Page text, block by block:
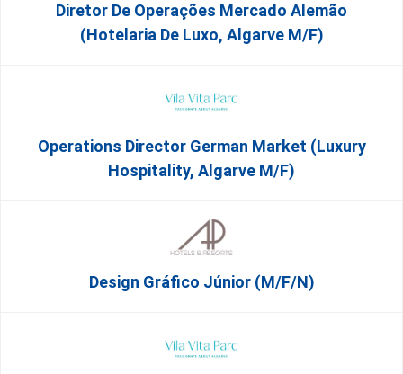
Diretor De Operações Mercado Alemão
(Hotelaria De Luxo, Algarve M/F)
Operations Director German Market (Luxury
Hospitality, Algarve M/F)
Design Gráfico Júnior (m/f/n)